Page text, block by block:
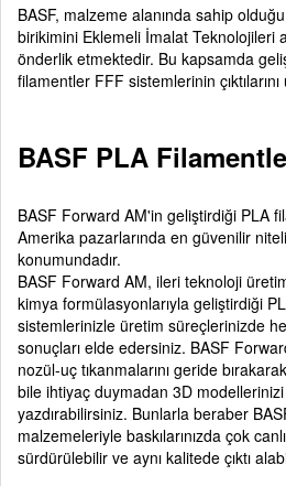
BASF, malzeme alanında sahip
birikimini Eklemeli İmalat Teknolojileri
önderlik etmektedir. Bu kapsamda
filamentler FFF sistemlerinin
BASF PLA
BASF Forward AM'in geliştirdiği PLA
Amerika pazarlarında en güvenilir
konumundadır.
BASF Forward AM, ileri teknoloji
kimya formülasyonlarıyla geliştirdiği
sistemlerinizle üretim süreçlerinizde
sonuçları elde edersiniz. BASF
nozül-uç tıkanmalarını geride
bile ihtiyaç duymadan 3D
yazdırabilirsiniz. Bunlarla beraber
malzemeleriyle baskılarınızda çok
sürdürülebilir ve aynı kalitede çıktı